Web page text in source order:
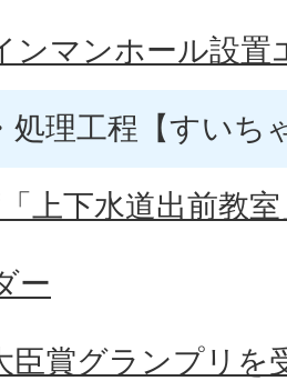
ンマンホール設置
処理工程【すいち
上下水道出前教室
ー
臣賞グランプリを